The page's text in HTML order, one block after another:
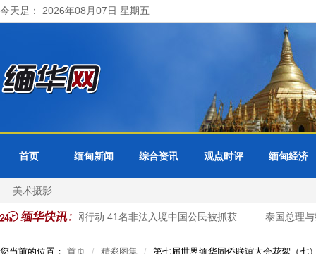
今天是： 2026年08月07日 星期五
首页 缅甸新闻 综合资讯 观点时评 缅甸经济
美术摄影
开展清网行动 41名非法入境中国公民被抓获 泰国总理与缅甸总
您当前的位置： 首页 精彩图集 第七届世界缅华同侨联谊大会花絮（七